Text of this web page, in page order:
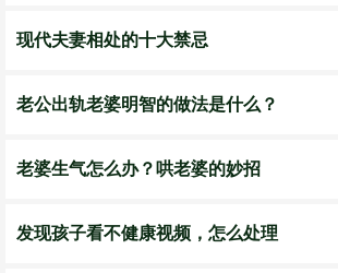
现代夫妻相处的十大禁忌
老公出轨老婆明智的做法是什么？
老婆生气怎么办？哄老婆的妙招
发现孩子看不健康视频，怎么处理